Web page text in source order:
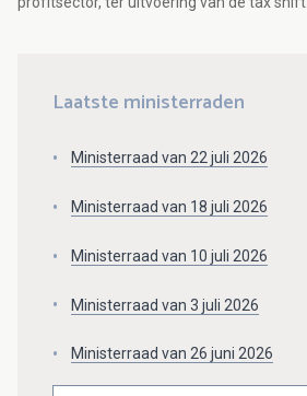
Laatste ministerraden
Ministerraad van 22 juli 2026
Ministerraad van 18 juli 2026
Ministerraad van 10 juli 2026
Ministerraad van 3 juli 2026
Ministerraad van 26 juni 2026